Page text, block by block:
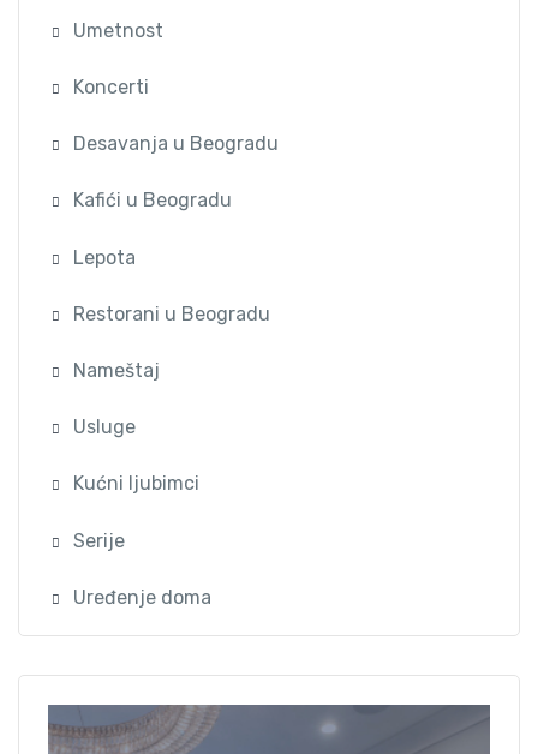
Umetnost
Koncerti
Desavanja u Beogradu
Kafići u Beogradu
Lepota
Restorani u Beogradu
Nameštaj
Usluge
Kućni ljubimci
Serije
Uređenje doma